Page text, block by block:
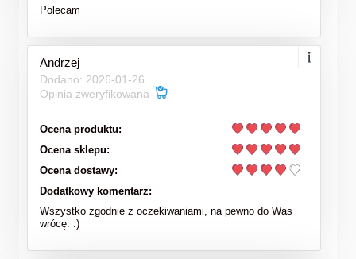
Polecam
Andrzej
Dodano: 2026-01-26
Opinia zweryfikowana
Ocena produktu:
Ocena sklepu:
Ocena dostawy:
Dodatkowy komentarz:
Wszystko zgodnie z oczekiwaniami, na pewno do Was
wrócę. :)